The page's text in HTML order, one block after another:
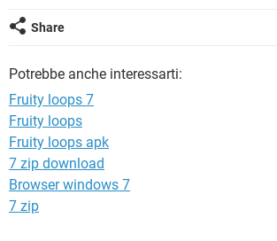
HARDWARE
INSTAGRAM
HARDWARE
Share
Potrebbe anche interessarti:
Fruity loops 7
Fruity loops
Fruity loops apk
7 zip download
Browser windows 7
7 zip